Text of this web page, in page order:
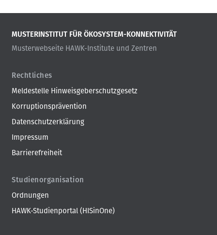
MUSTERINSTITUT FÜR ÖKOSYSTEM-KONNEKTIVITÄT
Musterwebseite HAWK-Institute und Zentren
Rechtliches
Meldestelle Hinweisgeberschutzgesetz
Korruptionsprävention
Datenschutzerklärung
Impressum
Barrierefreiheit
Studienorganisation
Ordnungen
HAWK-Studienportal (HISinOne)